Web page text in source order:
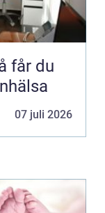
07 juli 2026